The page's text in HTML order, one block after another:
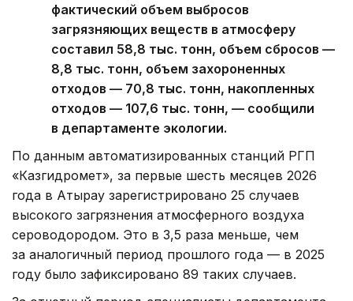
фактический объем выбросов
загрязняющих веществ в атмосферу
составил 58,8 тыс. тонн, объем сбросов —
8,8 тыс. тонн, объем захороненных
отходов — 70,8 тыс. тонн, накопленных
отходов — 107,6 тыс. тонн, — сообщили
в департаменте экологии.
По данным автоматизированных станций РГП
«Казгидромет», за первые шесть месяцев 2026
года в Атырау зарегистрировано 25 случаев
высокого загрязнения атмосферного воздуха
сероводородом. Это в 3,5 раза меньше, чем
за аналогичный период прошлого года — в 2025
году было зафиксировано 89 таких случаев.